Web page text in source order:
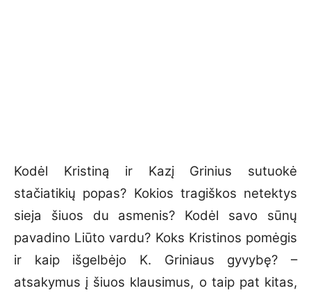
Kodėl Kristiną ir Kazį Grinius sutuokė
stačiatikių popas? Kokios tragiškos netektys
sieja šiuos du asmenis? Kodėl savo sūnų
pavadino Liūto vardu? Koks Kristinos pomėgis
ir kaip išgelbėjo K. Griniaus gyvybę? –
atsakymus į šiuos klausimus, o taip pat kitas,